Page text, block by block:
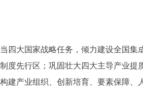
大国家战略任务，倾力建设全国集
先行区；巩固壮大四大主导产业
建产业组织、创新培育、要素保障